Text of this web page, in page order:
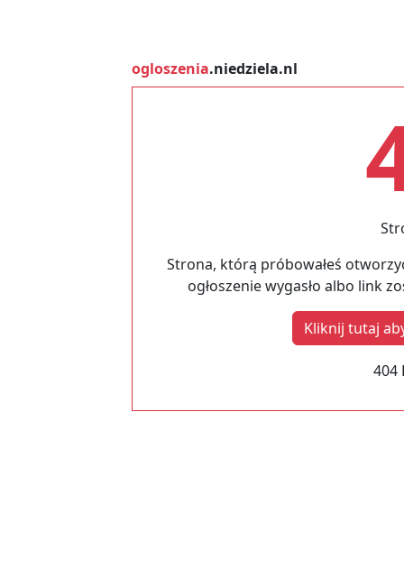
ogloszenia.niedziela.nl
Strona, którą próbowałeś
ogłoszenie wygasło albo link
Kliknij tutaj
404